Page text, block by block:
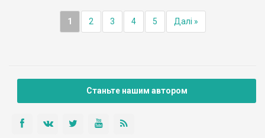
1 2 3 4 5 Далі »
Станьте нашим автором